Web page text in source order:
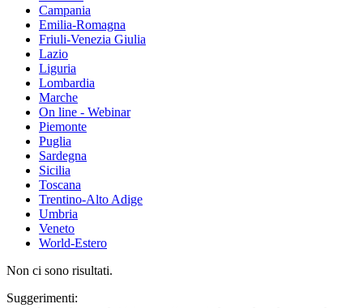
Campania
Emilia-Romagna
Friuli-Venezia Giulia
Lazio
Liguria
Lombardia
Marche
On line - Webinar
Piemonte
Puglia
Sardegna
Sicilia
Toscana
Trentino-Alto Adige
Umbria
Veneto
World-Estero
Non ci sono risultati.
Suggerimenti: